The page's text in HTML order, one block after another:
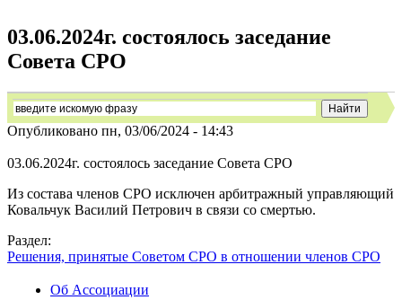
03.06.2024г. состоялось заседание
Совета СРО
Опубликовано пн, 03/06/2024 - 14:43
03.06.2024г. состоялось заседание Совета СРО
Из состава членов СРО исключен арбитражный управляющий
Ковальчук Василий Петрович в связи со смертью.
Раздел:
Решения, принятые Советом СРО в отношении членов СРО
Об Ассоциации